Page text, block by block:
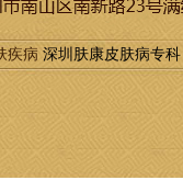
疾病 深圳肤康皮肤病专科